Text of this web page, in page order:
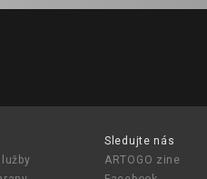
Sledujte nás
ARTOGO zine